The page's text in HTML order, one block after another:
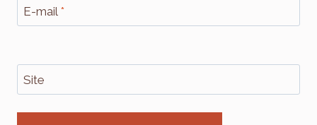
E-mail *
Site